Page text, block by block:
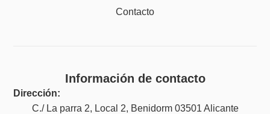
Contacto
Información de contacto
Dirección:
C./ La parra 2, Local 2, Benidorm 03501 Alicante